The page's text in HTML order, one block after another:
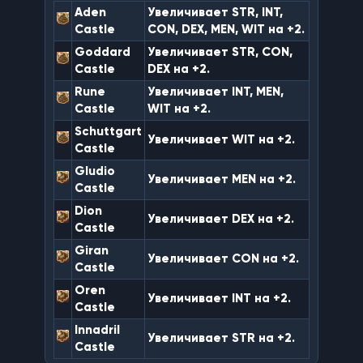
н
и
е
Aden
Castle
Увеличивает STR, INT,
CON, DEX, MEN, WIT на +2.
Goddard
Castle
Увеличивает STR, CON,
DEX на +2.
Rune
Castle
Увеличивает INT, MEN,
WIT на +2.
Schuttgart
Castle
Увеличивает WIT на +2.
Gludio
Castle
Увеличивает MEN на +2.
Dion
Castle
Увеличивает DEX на +2.
Giran
Castle
Увеличивает CON на +2.
Oren
Castle
Увеличивает INT на +2.
Innadril
Castle
Увеличивает STR на +2.